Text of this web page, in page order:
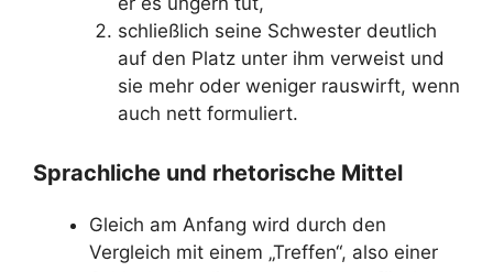
schließlich seine Schwester deutlich
auf den Platz unter ihm verweist und
sie mehr oder weniger rauswirft, wenn
auch nett formuliert.
Sprachliche und rhetorische Mittel
Gleich am Anfang wird durch den
Vergleich mit einem „Treffen“, also einer